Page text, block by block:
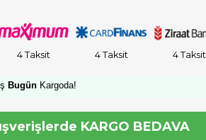
4 Taksit 4 Taksit 4 Taksit
Bugün Kargoda!
KARGO BEDAVA